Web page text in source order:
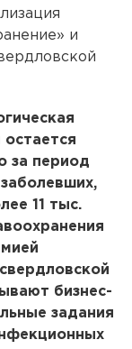
и
за период
11 тыс.
бизнес-
задания